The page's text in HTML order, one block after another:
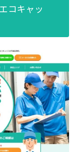
コキャッ